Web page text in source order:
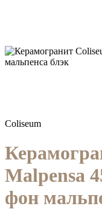
Coliseum
Malpensa
фон